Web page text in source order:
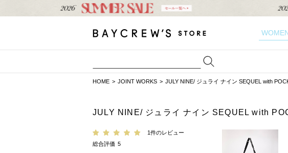
HOME JOINT WORKS JULY NINE/ ジュライ ナイン SEQUEL with
JULY NINE/ ジュライ ナイン SEQUEL with
1件のレビュー
総合評価 5